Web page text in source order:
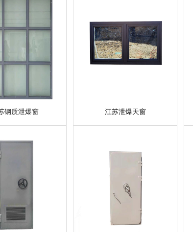
钢质泄爆窗 江苏泄爆天窗